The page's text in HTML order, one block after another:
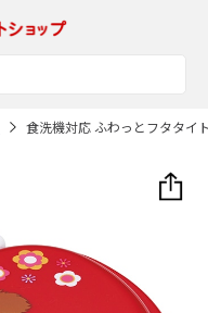
食洗機対応 ふわっとフタタイ